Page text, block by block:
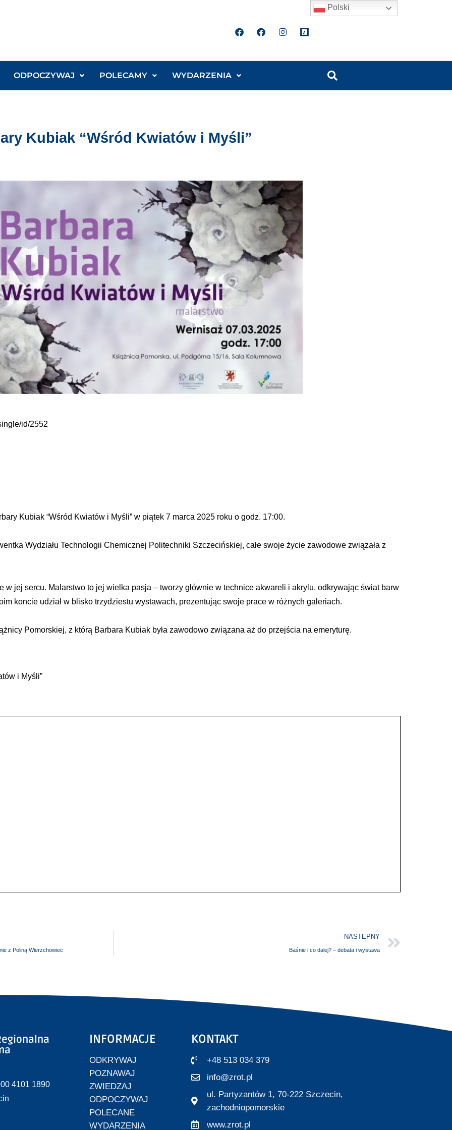
ODPOCZYWAJ POLECAMY WYDARZENIA
Kubiak “Wśród Kwiatów i Myśli”
id/2552
Kubiak “Wśród Kwiatów i Myśli” w piątek 7 marca 2025 roku o godz. 17:00.
Wydziału Technologii Chemicznej Politechniki Szczecińskiej, całe swoje życie zawodowe związała z
w jej sercu. Malarstwo to jej wielka pasja – tworzy głównie w technice akwareli i akrylu, odkrywając świat barw
koncie udział w blisko trzydziestu wystawach, prezentując swoje prace w różnych galeriach.
Pomorskiej, z którą Barbara Kubiak była zawodowo związana aż do przejścia na emeryturę.
i Myśli”
z Poliną Wierzchowiec
NASTĘPNY
Baśnie i co dalej? – debata i wystawa
4101 1890
INFORMACJE
ODKRYWAJ
POZNAWAJ
ZWIEDZAJ
ODPOCZYWAJ
POLECANE
WYDARZENIA
KONTAKT
+48 513 034 379
info@zrot.pl
ul. Partyzantów 1, 70-222 Szczecin,
zachodniopomorskie
www.zrot.pl
Polski